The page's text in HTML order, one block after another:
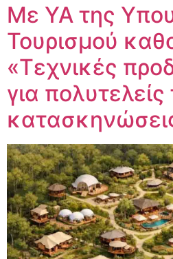
Με ΥΑ της
Τουρισμού
«Tεχνικές
για πολυτελείς